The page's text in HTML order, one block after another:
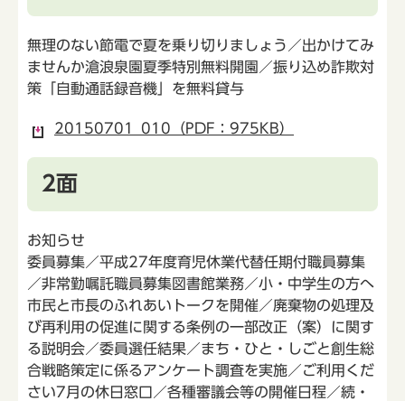
無理のない節電で夏を乗り切りましょう／出かけてみ
ませんか滄浪泉園夏季特別無料開園／振り込め詐欺対
策「自動通話録音機」を無料貸与
20150701_010（PDF：975KB）
2面
お知らせ
委員募集／平成27年度育児休業代替任期付職員募集
／非常勤嘱託職員募集図書館業務／小・中学生の方へ
市民と市長のふれあいトークを開催／廃棄物の処理及
び再利用の促進に関する条例の一部改正（案）に関す
る説明会／委員選任結果／まち・ひと・しごと創生総
合戦略策定に係るアンケート調査を実施／ご利用くだ
さい7月の休日窓口／各種審議会等の開催日程／続・